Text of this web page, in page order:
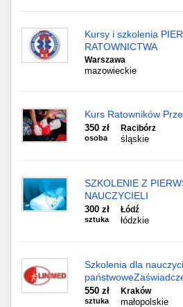
Kursy i szkolenia
RATOWNICTWA
Warszawa
mazowieckie
Kurs Ratowników
350 zł
osoba
Racibórz
śląskie
SZKOLENIE Z
NAUCZYCIELI
300 zł
sztuka
Łódź
łódzkie
Szkolenia dla
550 zł
sztuka
Kraków
małopolskie